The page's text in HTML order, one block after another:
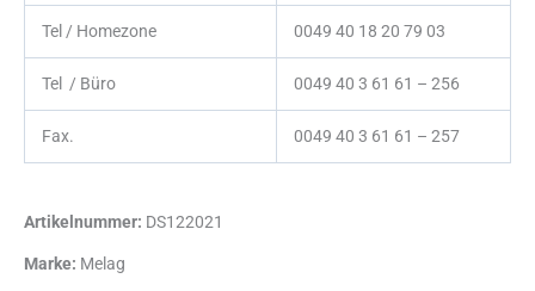
Tel / Homezone 0049 40 18 20 79 03
Tel / Büro 0049 40 3 61 61 – 256
Fax. 0049 40 3 61 61 – 257
Artikelnummer: DS122021
Marke: Melag